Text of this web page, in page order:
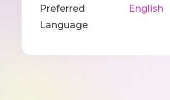
Preferred
Language
English